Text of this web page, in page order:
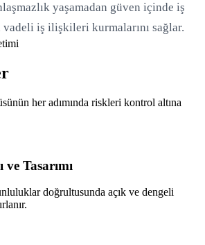
yaşamadan güven içinde iş
vadeli iş ilişkileri kurmalarını sağlar.
her adımında riskleri kontrol altına
ve Tasarımı
doğrultusunda açık ve dengeli